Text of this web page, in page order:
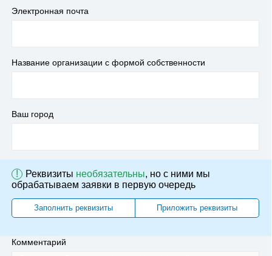
Электронная почта
Название организации с формой собственности
Ваш город
! Реквизиты необязательны, но с ними мы
обрабатываем заявки в первую очередь
Заполнить реквизиты Приложить реквизиты
Комментарий